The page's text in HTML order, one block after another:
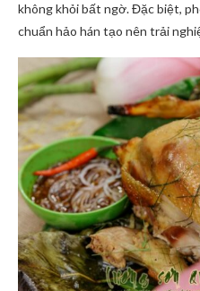
không khỏi bất ngờ. Đặc biệt,
chuẩn hảo hán tạo nên trải